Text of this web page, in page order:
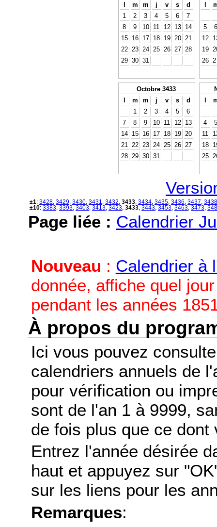
l
m m j v s
d
1
2 3 4 5 6
7
8
9 10 11 12 13
14
15
16 17 18 19 20
21
22
23 24 25 26 27
28
29 30 31
l
5
6
12
19
26
Octobre 3433
l
m m j v s
d
1
2 3 4 5
6
7
8 9 10 11 12
13
14
15 16 17 18 19
20
21
22 23 24 25 26
27
28
29 30 31
l
4
5
11
18
25
±1: 3428 3429 3430 3431 3432 3433 3434 3435 3436 3437 3438
±10: 3383 3393 3403 3413 3423 3433 3443 3453 3463 3473
Page liée : Calendrier
Nouveau : Calendrier à
donnée, affiche quel
pendant les années
À propos du
Ici vous pouvez
calendriers annuels de
pour vérification ou
sont de l'an 1 à 9999,
de fois plus que ce dont
Entrez l'année désirée
haut et appuyez sur
sur les liens pour les
Remarques: